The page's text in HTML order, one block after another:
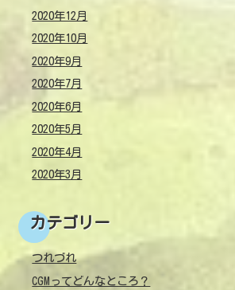
2020年12月
2020年10月
2020年9月
2020年7月
2020年6月
2020年5月
2020年4月
2020年3月
カテゴリー
つれづれ
CGMってどんなところ？